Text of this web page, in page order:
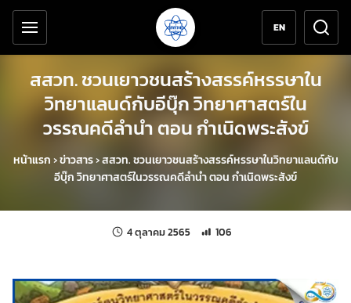
ข้ามไปยังเนื้อหาหลัก
เครื่องมือช่วยเหลือ
EN
สสวท. ชวนเยาวชนสร้างสรรค์หรรษาใน
วิทยาแลนด์กับอีบุ๊ก วิทยาศาสตร์ใน
วรรณคดีลำนำ ตอน กำเนิดพระสังข์
หน้าแรก›ข่าวสาร›สสวท. ชวนเยาวชนสร้างสรรค์หรรษาในวิทยาแลนด์กับ
อีบุ๊ก วิทยาศาสตร์ในวรรณคดีลำนำ ตอน กำเนิดพระสังข์
4 ตุลาคม 2565 แก้ไขล่าสุดเมื่อ:
จำนวนการเข้าชม 106 ครั้ง
106